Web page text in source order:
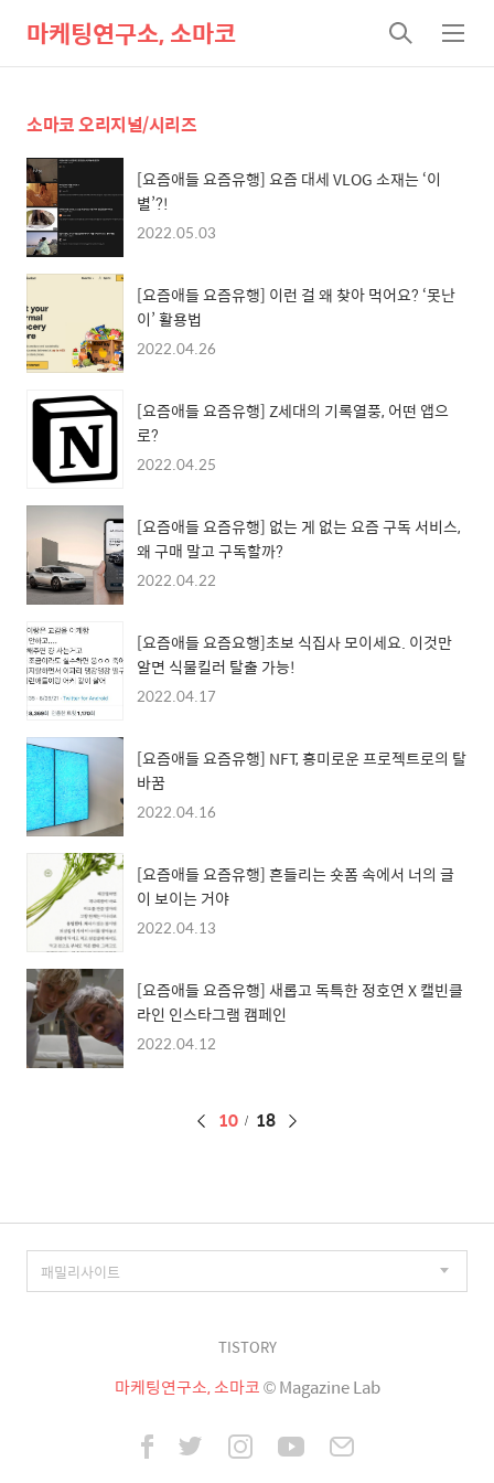
마케팅연구소, 소마코
검
색
메
뉴
소마코 오리지널/시리즈
[요즘애들 요즘유행] 요즘 대세 VLOG 소재는 ‘이
별’?!
2022.05.03
[요즘애들 요즘유행] 이런 걸 왜 찾아 먹어요? ‘못난
이’ 활용법
2022.04.26
[요즘애들 요즘유행] Z세대의 기록열풍, 어떤 앱으
로?
2022.04.25
[요즘애들 요즘유행] 없는 게 없는 요즘 구독 서비스,
왜 구매 말고 구독할까?
2022.04.22
[요즘애들 요즘요행]초보 식집사 모이세요. 이것만
알면 식물킬러 탈출 가능!
2022.04.17
[요즘애들 요즘유행] NFT, 흥미로운 프로젝트로의 탈
바꿈
2022.04.16
[요즘애들 요즘유행] 흔들리는 숏폼 속에서 너의 글
이 보이는 거야
2022.04.13
[요즘애들 요즘유행] 새롭고 독특한 정호연 X 캘빈클
라인 인스타그램 캠페인
2022.04.12
페
10 18
TISTORY
마케팅연구소, 소마코© Magazine Lab